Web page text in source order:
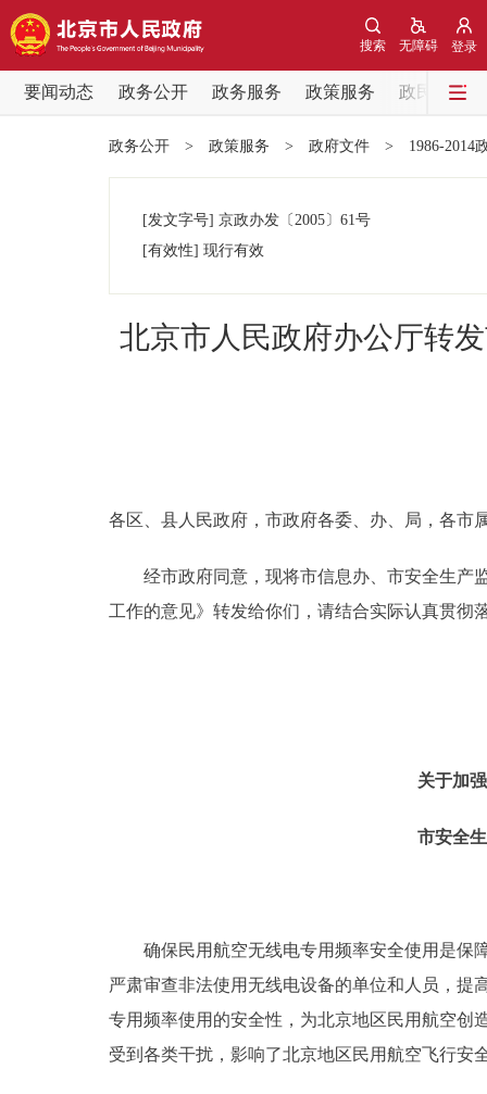
登录
无障碍
搜索
要闻动态 政务公开 政务服务 政策服务
政民互动
党中央精神
政务服务
参与调查
走进北京
政务公开 > 政策服务 > 政府文件 > 1986-2014
[发文字号] 京政办发 〔2005〕 61号
[有效性] 现行有效
北京市人民政府办公厅转
各区、县人民政府，市政府各委、办、局，各市
经市政府同意，现将市信息办、市安全生产监
工作的意见》转发给你们，请结合实际认真贯彻
关于加
市安全
确保民用航空无线电专用频率安全使用是保障
严肃审查非法使用无线电设备的单位和人员，提
专用频率使用的安全性，为北京地区民用航空创
受到各类干扰，影响了北京地区民用航空飞行安